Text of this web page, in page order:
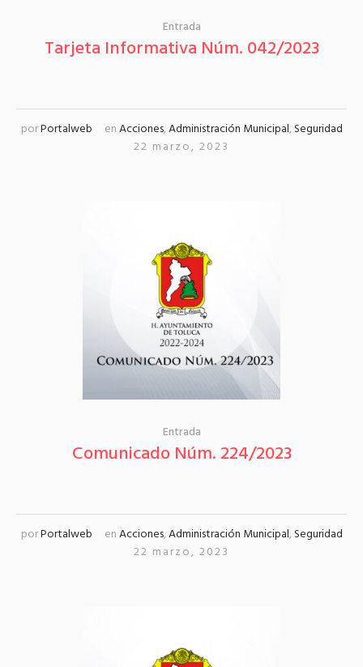
Entrada
Tarjeta Informativa Núm. 042/2023
porPortalweb enAcciones,Administración Municipal,Seguridad
22 marzo, 2023
Entrada
Comunicado Núm. 224/2023
porPortalweb enAcciones,Administración Municipal,Seguridad
22 marzo, 2023